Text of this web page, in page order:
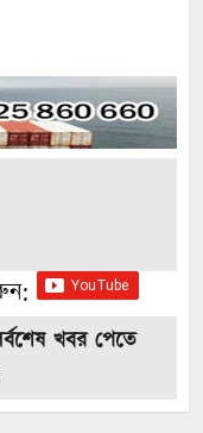
খবর পেতে